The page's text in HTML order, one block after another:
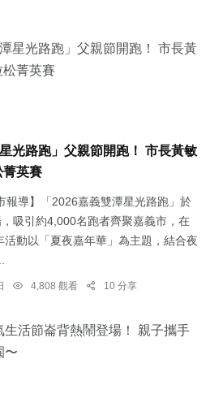
光路跑」父親節開跑！ 市長黃敏
菁英賽
報導】「2026嘉義雙潭星光路跑」於
吸引約4,000名跑者齊聚嘉義市，在
動以「夏夜嘉年華」為主題，結合夜
4,808 觀看 10 分享